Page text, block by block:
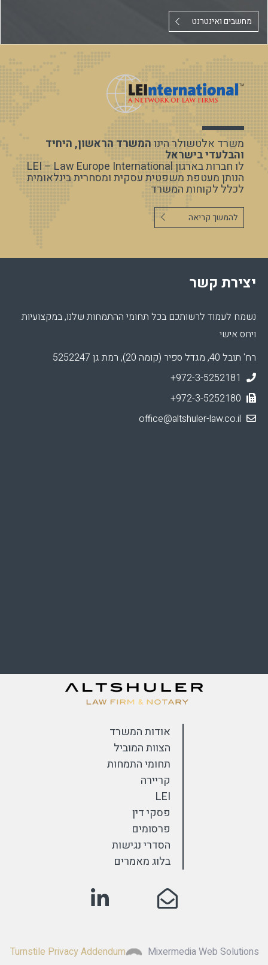
מחשבים ואינטרנט
משרד אלטשולר הינוהמשרד הראשון, היחיד
והבלעדי בישראל
לו חברות בארגון LEI – Law Europe International
הנותן מעטפת משפטית עסקית ומסחרית בינלאומית
לכלל לקוחות המשרד
להמשך קריאה
יצירת קשר
נשמח לעמוד לרשותכם בכל תחומי ההתמחות שלנו, במקצועיות
ויחס אישי
רח' תובל 40, מגדל ספיר (קומה 20), רמת גן 5252247
+972-3-5252181
+972-3-5252180
אודות המשרד
הצוות המוביל
תחומי התמחות
קריירה
LEI
פסקי דין
פרסומים
הסדרי נגישות
בלוג מאמרים
Mixermedia Web Solutions
Turnstile Privacy Addendum